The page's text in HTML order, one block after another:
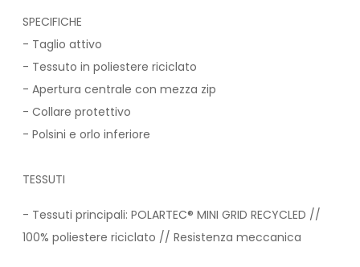
SPECIFICHE
- Taglio attivo
- Tessuto in poliestere riciclato
- Apertura centrale con mezza zip
- Collare protettivo
- Polsini e orlo inferiore
TESSUTI
- Tessuti principali: POLARTEC® MINI GRID RECYCLED //
100% poliestere riciclato // Resistenza meccanica